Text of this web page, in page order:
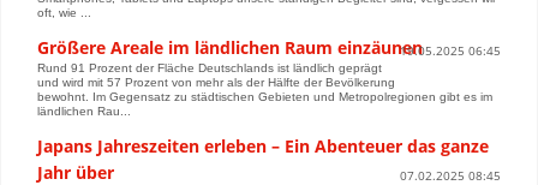
oft, wie ...
Größere Areale im ländlichen Raum einzäunen19.05.2025 06:45
Rund 91 Prozent der Fläche Deutschlands ist ländlich geprägt
und wird mit 57 Prozent von mehr als der Hälfte der Bevölkerung
bewohnt. Im Gegensatz zu städtischen Gebieten und Metropolregionen gibt es im
ländlichen Rau...
Japans Jahreszeiten erleben – Ein Abenteuer das ganze
Jahr über
07.02.2025 08:45